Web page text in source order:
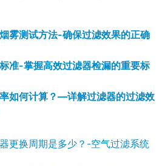
雾测试方法-确保过滤效果的正确
准-掌握高效过滤器检漏的重要标
如何计算？—详解过滤器的过滤效
更换周期是多少？-空气过滤系统